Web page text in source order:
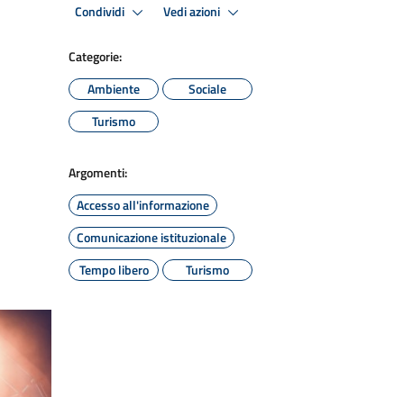
Condividi Vedi azioni
Categorie:
Ambiente
Sociale
Turismo
Argomenti:
Accesso all'informazione
Comunicazione istituzionale
Tempo libero
Turismo